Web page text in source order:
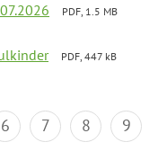
PDF, 1.5 MB
PDF, 447 kB
6 7 8
9